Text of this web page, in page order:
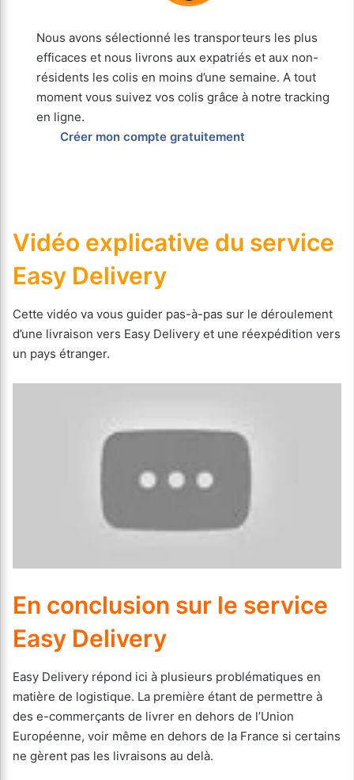
Nous avons sélectionné les transporteurs les plus
efficaces et nous livrons aux expatriés et aux non-
résidents les colis en moins d’une semaine. A tout
moment vous suivez vos colis grâce à notre tracking
en ligne.
Créer mon compte gratuitement
Vidéo explicative du service
Easy Delivery
Cette vidéo va vous guider pas-à-pas sur le déroulement
d’une livraison vers Easy Delivery et une réexpédition vers
un pays étranger.
En conclusion sur le service
Easy Delivery
Easy Delivery répond ici à plusieurs problématiques en
matière de logistique. La première étant de permettre à
des e-commerçants de livrer en dehors de l’Union
Européenne, voir même en dehors de la France si certains
ne gèrent pas les livraisons au delà.